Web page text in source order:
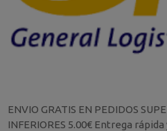
ENVIO GRATIS EN PEDIDOS
INFERIORES 5.00€ Entrega